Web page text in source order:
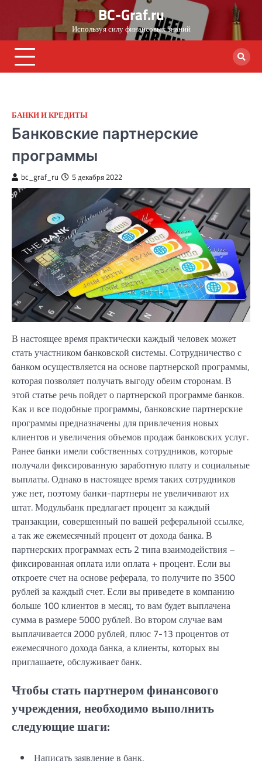
content
BC-Graf.ru
Используя силу финансовых знаний
БАНКИ И КРЕДИТЫ
Банковские партнерские
программы
bc_graf_ru 5 декабря 2022
В настоящее время практически каждый человек может
стать участником банковской системы. Сотрудничество с
банком осуществляется на основе партнерской программы,
которая позволяет получать выгоду обеим сторонам. В
этой статье речь пойдет о партнерской программе банков.
Как и все подобные программы, банковские партнерские
программы предназначены для привлечения новых
клиентов и увеличения объемов продаж банковских услуг.
Ранее банки имели собственных сотрудников, которые
получали фиксированную заработную плату и социальные
выплаты. Однако в настоящее время таких сотрудников
уже нет, поэтому банки-партнеры не увеличивают их
штат. Модульбанк предлагает процент за каждый
транзакции, совершенный по вашей реферальной ссылке,
а так же ежемесячный процент от дохода банка. В
партнерских программах есть 2 типа взаимодействия –
фиксированная оплата или оплата + процент. Если вы
откроете счет на основе реферала, то получите по 3500
рублей за каждый счет. Если вы приведете в компанию
больше 100 клиентов в месяц, то вам будет выплачена
сумма в размере 5000 рублей. Во втором случае вам
выплачивается 2000 рублей, плюс 7-13 процентов от
ежемесячного дохода банка, а клиенты, которых вы
приглашаете, обслуживает банк.
Чтобы стать партнером финансового
учреждения, необходимо выполнить
следующие шаги:
Написать заявление в банк.